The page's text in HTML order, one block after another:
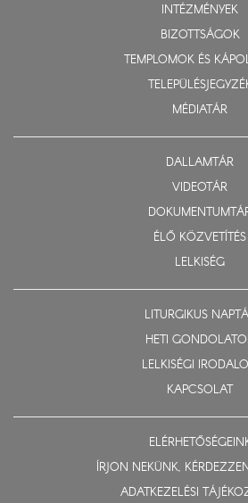
INTÉZMÉNYEK
BIZOTTSÁGOK
TEMPLOMOK ÉS
MÉDIATÁR
DALLAMTÁR
VIDEOTÁR
ÉLŐ KÖZVETÍTÉS
LELKISÉG
LITURGIKUS
HETI
LELKISÉGI
KAPCSOLAT
ÍRJON NEKÜNK,
ADATKEZELÉSI